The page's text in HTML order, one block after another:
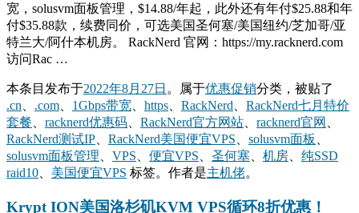
宽，solusvm面板管理，$14.88/年起，此外还有年付$25.88和年
付$35.88款，续费同价，可选美国圣何塞/美国纽约/芝加哥/亚
特兰大/阿什本机房。 RackNerd 官网：https://my.racknerd.com
访问Rac …
本条目发布于2022年8月27日 。属于优惠促销分类，被贴了
.cn
.com 1Gbps带宽 https RackNerd
RackNerd七月特价
套餐
racknerd优惠码 RackNerd官方网站 racknerd官网
RackNerd测试IP
RackNerd美国便宜VPS solusvm面板
solusvm面板管理
VPS 便宜VPS 圣何塞 机房
纯SSD
raid10
美国便宜VPS 标签。 作者是主机佬。
Krypt ION美国洛杉矶KVM VPS循环8折优惠！